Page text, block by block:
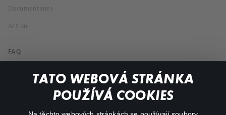
TATO WEBOVÁ STRÁNKA
POUŽÍVÁ COOKIES
Documentaries
Action
FAQ
My profile